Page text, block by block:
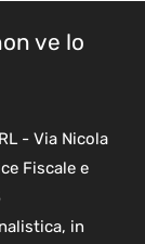
ve lo
- Via Nicola
Fiscale e
in